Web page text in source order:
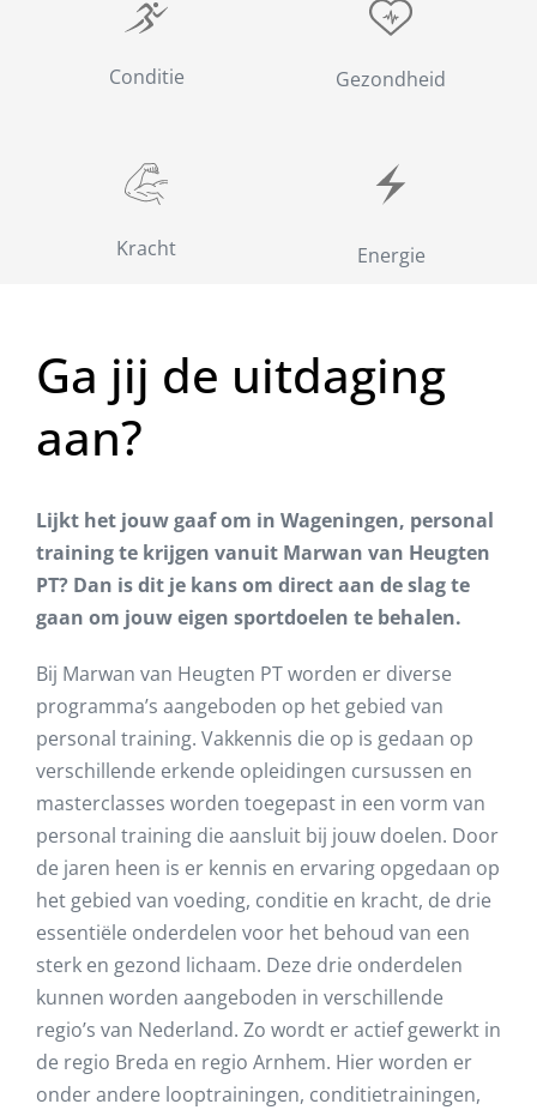
Conditie Gezondheid
Kracht Energie
Ga jij de uitdaging
aan?
Lijkt het jouw gaaf om in Wageningen, personal
training te krijgen vanuit Marwan van Heugten
PT? Dan is dit je kans om direct aan de slag te
gaan om jouw eigen sportdoelen te behalen.
Bij Marwan van Heugten PT worden er diverse
programma’s aangeboden op het gebied van
personal training. Vakkennis die op is gedaan op
verschillende erkende opleidingen cursussen en
masterclasses worden toegepast in een vorm van
personal training die aansluit bij jouw doelen. Door
de jaren heen is er kennis en ervaring opgedaan op
het gebied van voeding, conditie en kracht, de drie
essentiële onderdelen voor het behoud van een
sterk en gezond lichaam. Deze drie onderdelen
kunnen worden aangeboden in verschillende
regio’s van Nederland. Zo wordt er actief gewerkt in
de regio Breda en regio Arnhem. Hier worden er
onder andere looptrainingen, conditietrainingen,